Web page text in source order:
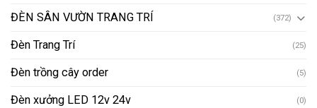
ĐÈN SÂN VƯỜN TRANG TRÍ (372)
Đèn Trang Trí (25)
Đèn trồng cây order (5)
Đèn xưởng LED 12v 24v (0)